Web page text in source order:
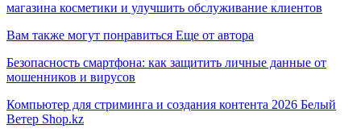
магазина косметики и улучшить обслуживание клиентов
Вам также могут понравиться Еще от автора
Безопасность смартфона: как защитить личные данные от
мошенников и вирусов
Компьютер для стриминга и создания контента 2026 Белый
Ветер Shop.kz